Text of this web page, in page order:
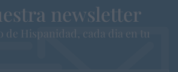
newsletter
de Hispanidad, cada dia en tu